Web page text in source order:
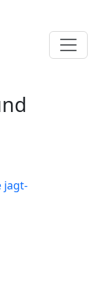
jagt-